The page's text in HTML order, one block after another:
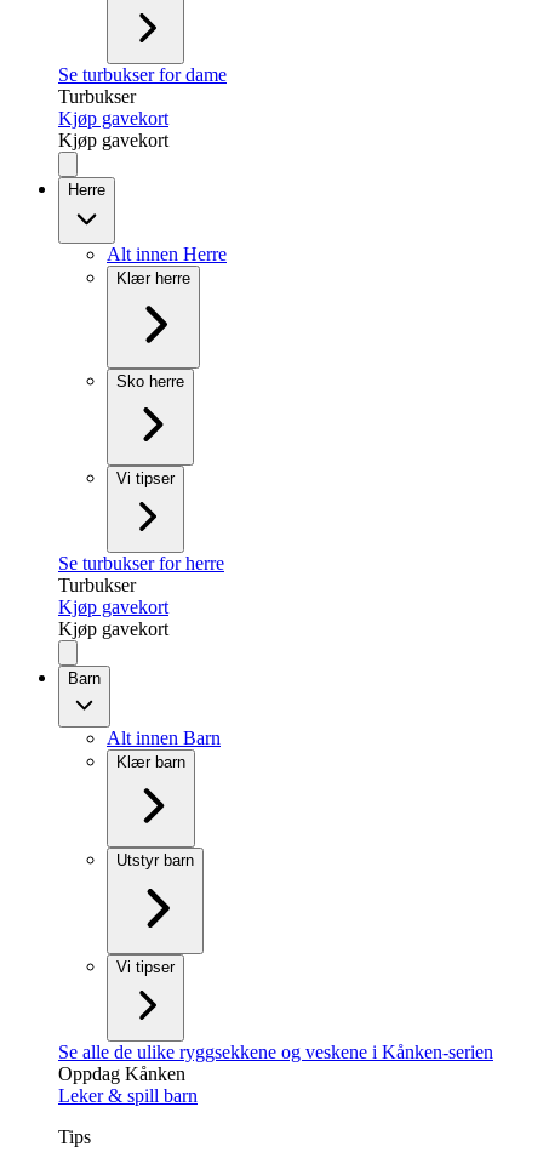
Se turbukser for dame
Turbukser
Kjøp gavekort
Kjøp gavekort
Herre
Alt innen Herre
Klær herre
Sko herre
Vi tipser
Se turbukser for herre
Turbukser
Kjøp gavekort
Kjøp gavekort
Barn
Alt innen Barn
Klær barn
Utstyr barn
Vi tipser
Se alle de ulike ryggsekkene og veskene i Kånken-serien
Oppdag Kånken
Leker & spill barn
Tips